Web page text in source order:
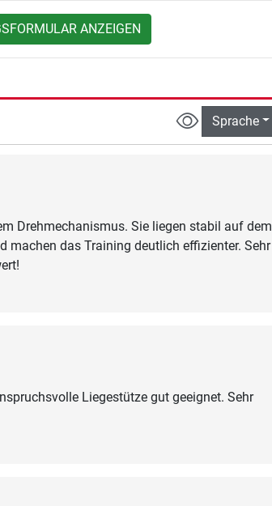
ANZEIGEN
Sprache
Drehmechanismus. Sie liegen stabil auf dem
machen das Training deutlich effizienter. Sehr
Liegestütze gut geeignet. Sehr